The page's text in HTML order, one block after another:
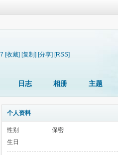
[收藏] [复制] [分享] [RSS]
日志 相册 主题
个人资料
性别
保密
生日